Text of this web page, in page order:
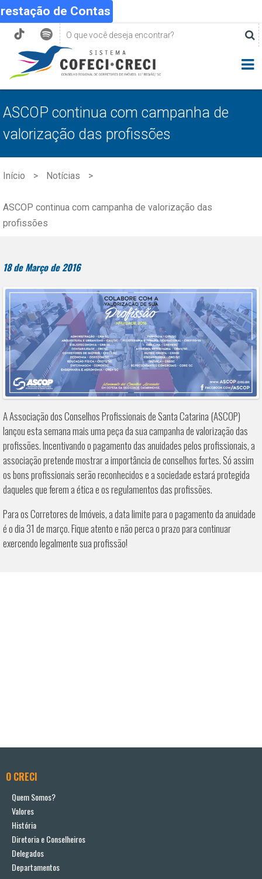
de Contas
ASCOP continua com campanha de
valorização das profissões
Início Notícias
ASCOP continua com campanha de valorização das
profissões
18 de Março de 2016
A Associação dos Conselhos Profissionais de Santa Catarina (ASCOP)
lançou esta semana mais uma peça da sua campanha de valorização das
profissões. Incentivando o pagamento das anuidades pelos profissionais, a
associação pretende mostrar a importância de conselhos fortes. Só assim
os bons profissionais serão reconhecidos e a sociedade estará protegida
daqueles que ferem a ética e os regulamentos das profissões.
Para os Corretores de Imóveis, a data limite para o pagamento da anuidade
é o dia 31 de março. Fique atento e não perca o prazo para continuar
exercendo legalmente sua profissão!
O CRECI
Quem Somos?
Valores
História
Diretoria e Conselheiros
Delegados
Departamentos